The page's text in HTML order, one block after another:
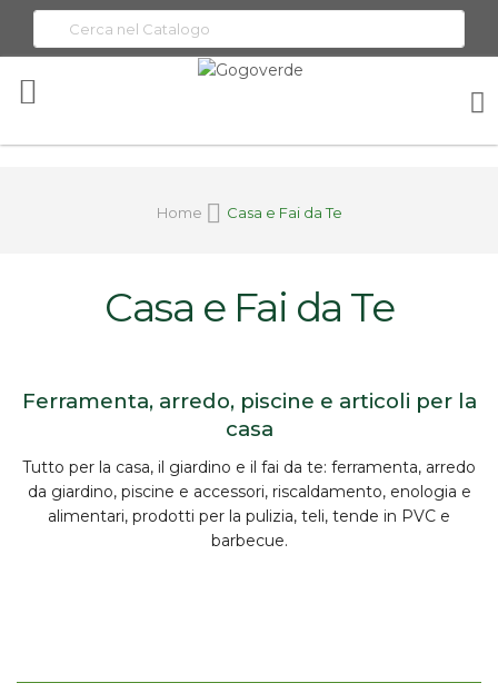
Home Casa e Fai da Te
Casa e Fai da Te
Ferramenta, arredo, piscine e articoli per la
casa
Tutto per la casa, il giardino e il fai da te: ferramenta, arredo
da giardino, piscine e accessori, riscaldamento, enologia e
alimentari, prodotti per la pulizia, teli, tende in PVC e
barbecue.